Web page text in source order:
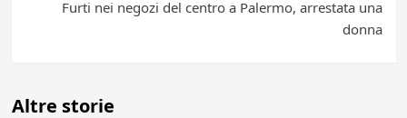
Furti nei negozi del centro a Palermo, arrestata una
donna
Altre storie